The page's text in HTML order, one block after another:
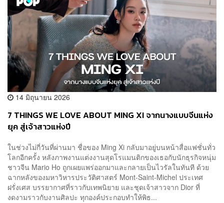
14 มิถุนายน 2026
7 THINGS WE LOVE ABOUT MING XI จากนางแบบจีนแห่ง
ยุค สู่เจ้าสาวแห่งปี
ในช่วงไม่กี่วันที่ผ่านมา ชื่อของ Ming Xi กลับมาอยู่บนหน้าสื่อแฟชั่นทั่ว
โลกอีกครั้ง หลังภาพงานแต่งงานสุดโรแมนติกของเธอกับนักธุรกิจหนุ่ม
ชาวจีน Mario Ho ถูกเผยแพร่ออกมาและกลายเป็นไวรัลในทันที ด้วย
ฉากหลังของมหาวิหารประวัติศาสตร์ Mont-Saint-Michel ประเทศ
ฝรั่งเศส บรรยากาศที่ราวกับเทพนิยาย และชุดเจ้าสาวจาก Dior ที่
งดงามราวกับงานศิลปะ ทุกองค์ประกอบทำให้พิธ...